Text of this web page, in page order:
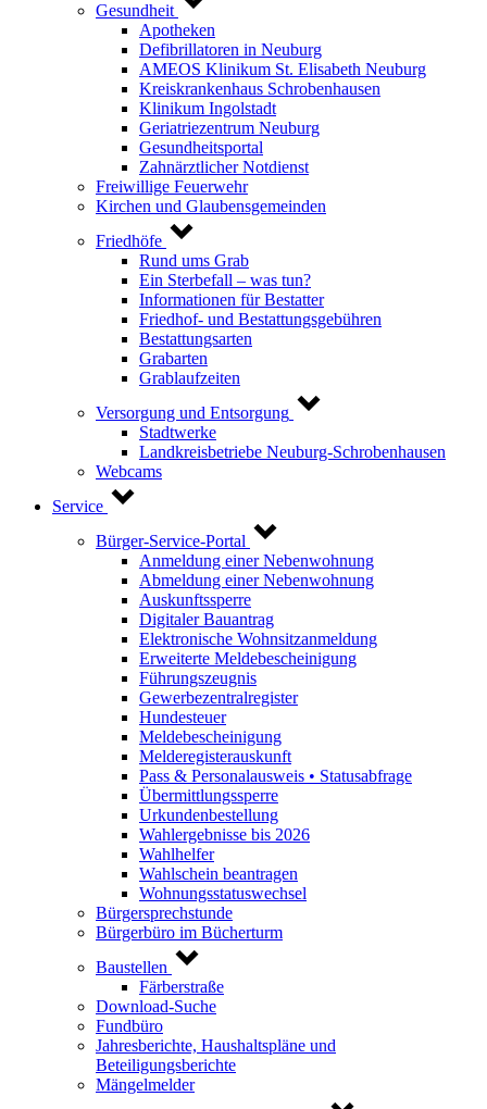
Gesundheit
Apotheken
Defibrillatoren in Neuburg
AMEOS Klinikum St. Elisabeth Neuburg
Kreiskrankenhaus Schrobenhausen
Klinikum Ingolstadt
Geriatriezentrum Neuburg
Gesundheitsportal
Zahnärztlicher Notdienst
Freiwillige Feuerwehr
Kirchen und Glaubensgemeinden
Friedhöfe
Rund ums Grab
Ein Sterbefall – was tun?
Informationen für Bestatter
Friedhof- und Bestattungsgebühren
Bestattungsarten
Grabarten
Grablaufzeiten
Versorgung und Entsorgung
Stadtwerke
Landkreisbetriebe Neuburg-Schrobenhausen
Webcams
Service
Bürger-Service-Portal
Anmeldung einer Nebenwohnung
Abmeldung einer Nebenwohnung
Auskunftssperre
Digitaler Bauantrag
Elektronische Wohnsitzanmeldung
Erweiterte Meldebescheinigung
Führungszeugnis
Gewerbezentralregister
Hundesteuer
Meldebescheinigung
Melderegisterauskunft
Pass & Personalausweis • Statusabfrage
Übermittlungssperre
Urkundenbestellung
Wahlergebnisse bis 2026
Wahlhelfer
Wahlschein beantragen
Wohnungsstatuswechsel
Bürgersprechstunde
Bürgerbüro im Bücherturm
Baustellen
Färberstraße
Download-Suche
Fundbüro
Jahresberichte, Haushaltspläne und
Beteiligungsberichte
Mängelmelder